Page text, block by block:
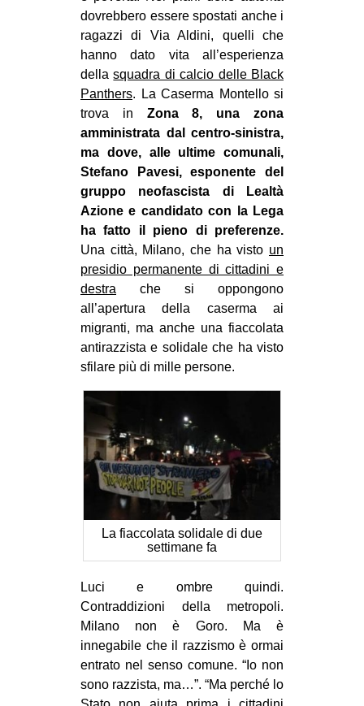
dovrebbero essere spostati anche i
ragazzi di Via Aldini, quelli che
hanno dato vita all’esperienza
dellasquadra di calcio delle Black
Panthers. La Caserma Montello si
trova in Zona 8, una zona
amministrata dal centro-sinistra,
ma dove, alle ultime comunali,
Stefano Pavesi, esponente del
gruppo neofascista di Lealtà
Azione e candidato con la Lega
ha fatto il pieno di preferenze.
Una città, Milano, che ha visto un
presidio permanente di cittadini e
destra che si oppongono
all’apertura della caserma ai
migranti, ma anche una fiaccolata
antirazzista e solidale che ha visto
sfilare più di mille persone.
La fiaccolata solidale di due
settimane fa
Luci e ombre quindi.
Contraddizioni della metropoli.
Milano non è Goro. Ma è
innegabile che il razzismo è ormai
entrato nel senso comune. “Io non
sono razzista, ma…”. “Ma perché lo